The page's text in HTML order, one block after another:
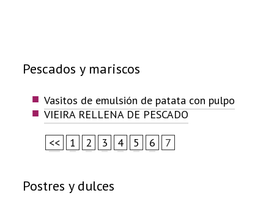
Pescados y mariscos
Vasitos de emulsión de patata con pulpo
VIEIRA RELLENA DE PESCADO
<<
1 2 3 4 5 6 7
Postres y dulces